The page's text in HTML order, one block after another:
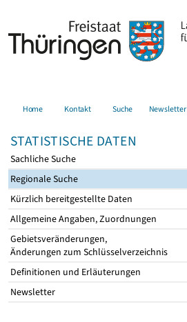
Home Kontakt Suche Newsletter
STATISTISCHE DATEN
Sachliche Suche
Regionale Suche
Kürzlich bereitgestellte Daten
Allgemeine Angaben, Zuordnungen
Gebietsveränderungen,
Änderungen zum Schlüsselverzeichnis
Definitionen und Erläuterungen
Newsletter